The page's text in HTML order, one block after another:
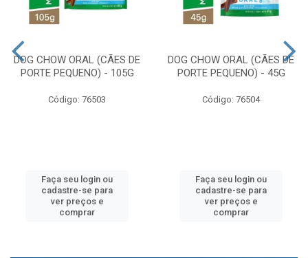
DOG CHOW ORAL (CÃES DE
PORTE PEQUENO) - 105G
Código: 76503
Faça seu login ou
cadastre-se para
ver preços e
comprar
DOG CHOW ORAL (CÃES DE
PORTE PEQUENO) - 45G
Código: 76504
Faça seu login ou
cadastre-se para
ver preços e
comprar